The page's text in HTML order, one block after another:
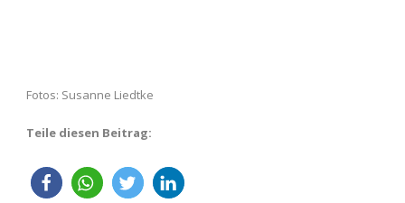
Fotos: Susanne Liedtke
Teile diesen Beitrag: